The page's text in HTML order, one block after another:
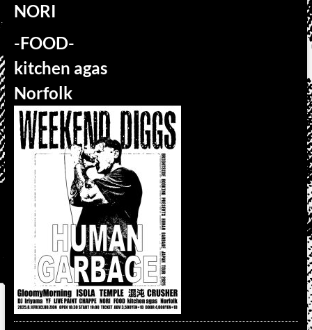
NORI
-FOOD-
kitchen agas
Norfolk